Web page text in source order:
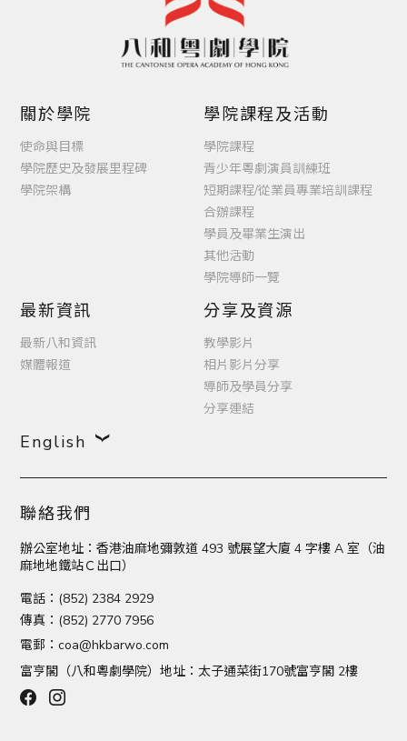
關於學院
使命與目標
學院歷史及發展里程碑
學院架構
學院課程及活動
學院課程
青少年粵劇演員訓練班
短期課程/從業員專業培訓課程
合辦課程
學員及畢業生演出
其他活動
學院導師一覽
最新資訊
最新八和資訊
媒體報道
分享及資源
教學影片
相片影片分享
導師及學員分享
分享連結
English
聯絡我們
辦公室地址：香港油麻地彌敦道 493 號展望大廈 4 字樓 A 室（油
麻地地鐵站Ｃ出口）
電話：(852) 2384 2929
傳真：(852) 2770 7956
電郵： coa@hkbarwo.com
富亨閣（八和粵劇學院）地址：太子通菜街170號富亨閣 2樓